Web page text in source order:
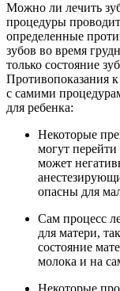
Можно ли лечить
процедуры
определенные
зубов во время
только состояние
Противопоказания
с самими
для ребенка:
Некоторые
могут перейти
может
опасны для
Сам процесс
для матери,
состояние
молока и на